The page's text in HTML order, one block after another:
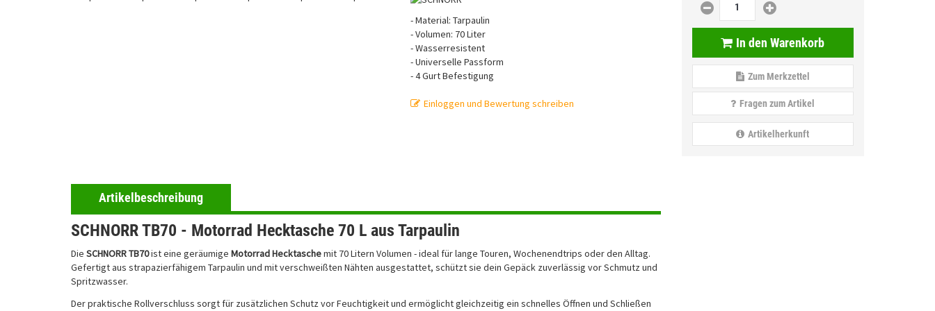
- Material: Tarpaulin
- Volumen: 70 Liter
- Wasserresistent
- Universelle Passform
- 4 Gurt Befestigung
Einloggen und Bewertung schreiben
In den Warenkorb
Zum Merkzettel
Fragen zum Artikel
Artikelherkunft
Artikelbeschreibung
SCHNORR TB70 - Motorrad Hecktasche 70 L aus Tarpaulin
Die SCHNORR TB70ist eine geräumige Motorrad Hecktaschemit 70 Litern Volumen - ideal für lange Touren, Wochenendtrips oder den Alltag.
Gefertigt aus strapazierfähigem Tarpaulin und mit verschweißten Nähten ausgestattet, schützt sie dein Gepäck zuverlässig vor Schmutz und
Spritzwasser.
Der praktische Rollverschluss sorgt für zusätzlichen Schutz vor Feuchtigkeit und ermöglicht gleichzeitig ein schnelles Öffnen und Schließen